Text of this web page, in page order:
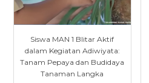
Siswa MAN 1 Blitar Aktif
dalam Kegiatan Adiwiyata:
Tanam Pepaya dan Budidaya
Tanaman Langka